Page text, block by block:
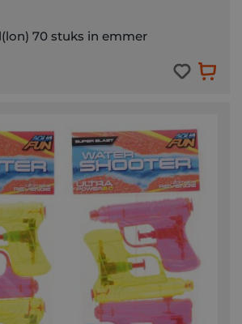
70 stuks in emmer